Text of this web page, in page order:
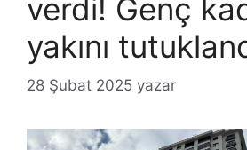
verdi! Genç
yakını
28 Şubat 2025 yazar